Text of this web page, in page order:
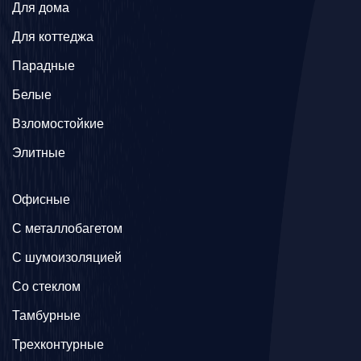
Для дома
Для коттеджа
Парадные
Белые
Взломостойкие
Элитные
Офисные
C металлобагетом
С шумоизоляцией
Со стеклом
Тамбурные
Трехконтурные